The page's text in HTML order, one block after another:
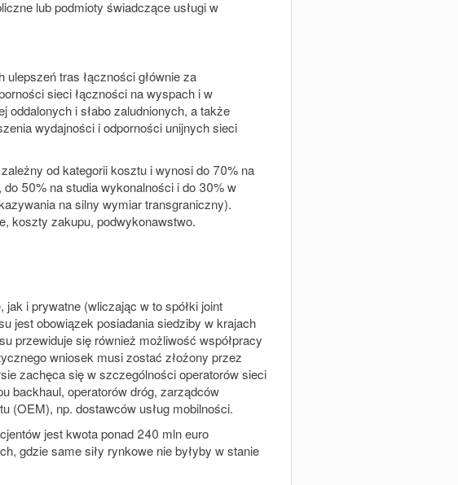
lub podmioty świadczące usługi w
tras łączności głównie za
sieci łączności na wyspach i w
oddalonych i słabo zaludnionych, a także
wydajności i odporności unijnych sieci
od kategorii kosztu i wynosido 70% na
50% na studia wykonalności i do 30% w
na silny wymiar transgraniczny).
koszty zakupu, podwykonawstwo.
i prywatne (wliczając w to spółki joint
jest obowiązek posiadania siedziby w krajach
przewiduje się również możliwość współpracy
wniosek musi zostać złożony przez
zachęca się w szczególności operatorów sieci
backhaul, operatorów dróg, zarządców
(OEM), np. dostawców usług mobilności.
jest kwotaponad 240 mln euro
gdzie same siły rynkowe nie byłyby w stanie